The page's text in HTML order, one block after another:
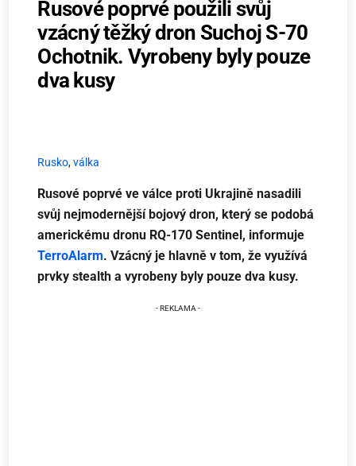
Rusové poprvé použili svůj
vzácný těžký dron Suchoj S-70
Ochotnik. Vyrobeny byly pouze
dva kusy
Rusko,válka
Rusové poprvé ve válce proti Ukrajině nasadili
svůj nejmodernější bojový dron, který se podobá
americkému dronu RQ-170 Sentinel, informuje
TerroAlarm. Vzácný je hlavně v tom, že využívá
prvky stealth a vyrobeny byly pouze dva kusy.